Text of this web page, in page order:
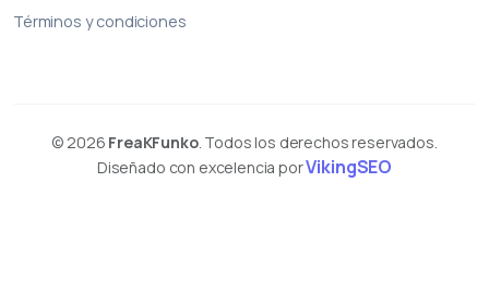
Términos y condiciones
© 2026 FreaKFunko. Todos los derechos reservados.
Diseñado con excelencia porVikingSEO